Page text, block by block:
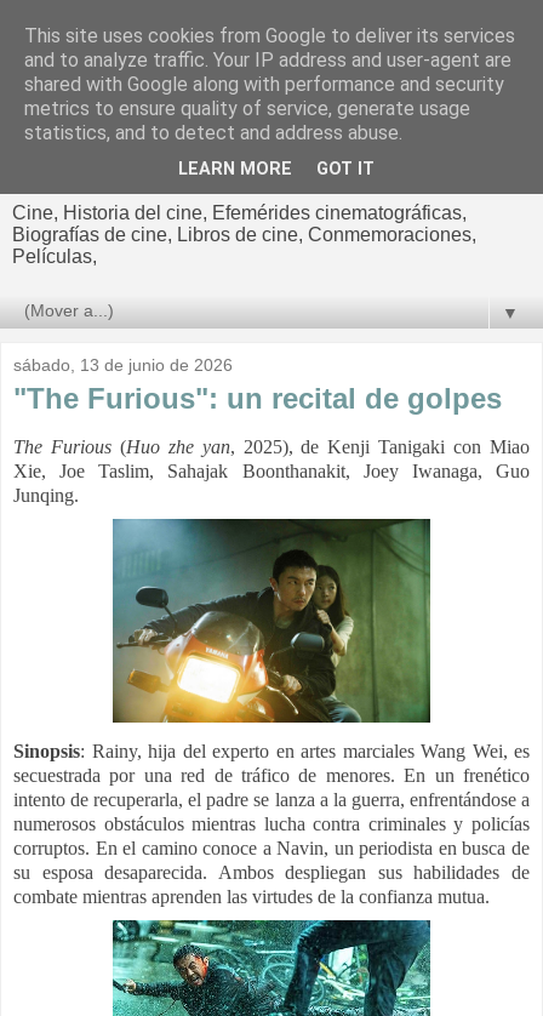
El cultural
cinematográfico de Jorge
Cine, Historia del cine, Efemérides cinematográficas,
Biografías de cine, Libros de cine, Conmemoraciones,
Películas,
▼
sábado, 13 de junio de 2026
"The Furious": un recital de golpes
The Furious(Huo zhe yan, 2025), de Kenji Tanigaki conMiao
Xie, Joe Taslim, Sahajak Boonthanakit, Joey Iwanaga, Guo
Junqing.
Sinopsis: Rainy, hija del experto en artes marciales Wang Wei, es
secuestrada por una red de tráfico de menores. En un frenético
intento de recuperarla, el padre se lanza a la guerra, enfrentándose a
numerosos obstáculos mientras lucha contra criminales y policías
corruptos. En el camino conoce a Navin, un periodista en busca de
su esposa desaparecida. Ambos despliegan sus habilidades de
combate mientras aprenden las virtudes de la confianza mutua.
This site uses cookies from Google to deliver its services
and to analyze traffic. Your IP address and user-agent are
shared with Google along with performance and security
metrics to ensure quality of service, generate usage
statistics, and to detect and address abuse.
LEARN MORE GOT IT